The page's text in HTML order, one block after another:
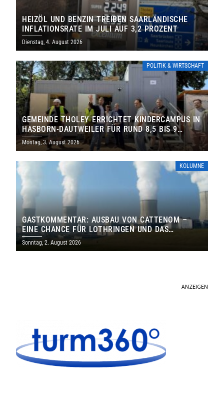
HEIZÖL UND BENZIN TREIBEN SAARLÄNDISCHE
INFLATIONSRATE IM JULI AUF 3,2 PROZENT
Dienstag, 4. August 2026
POLITIK & WIRTSCHAFT
GEMEINDE THOLEY ERRICHTET KINDERCAMPUS IN
HASBORN-DAUTWEILER FÜR RUND 8,5 BIS 9
MILLIONEN EURO
Montag, 3. August 2026
KOLUMNE
GASTKOMMENTAR: AUSBAU VON CATTENOM –
EINE CHANCE FÜR LOTHRINGEN UND DAS
SAARLAND
Sonntag, 2. August 2026
ANZEIGEN